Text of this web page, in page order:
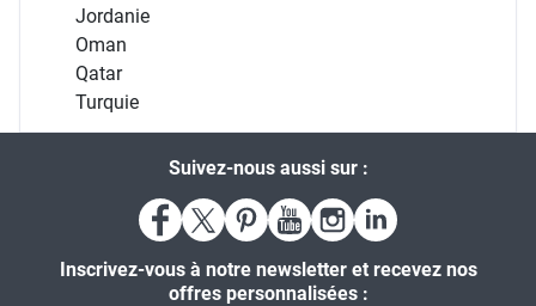
Jordanie
Oman
Qatar
Turquie
Suivez-nous aussi sur :
Inscrivez-vous à notre newsletter et recevez nos
offres personnalisées :